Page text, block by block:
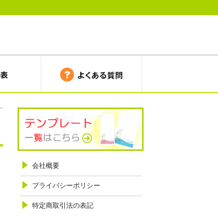
会社概要
プライバシーポリシー
特定商取引法の表記